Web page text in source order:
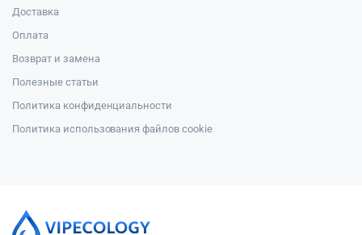
Доставка
Оплата
Возврат и замена
Полезные статьи
Политика конфиденциальности
Политика использования файлов cookie